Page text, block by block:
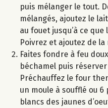
puis mélanger le tout.
mélangés, ajoutez le
au fouet jusqu’à ce
Poivrez et ajoutez de la
Faites fondre à feu
béchamel puis
Préchauffez le four
un moule à soufflé ou 6
blancs des jaunes